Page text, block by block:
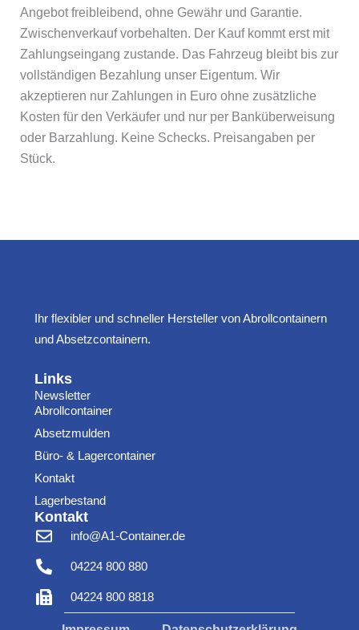
Angebot freibleibend, ohne Gewähr und Garantie.
Zwischenverkauf vorbehalten. Der Kauf kommt erst mit
Zahlungseingang zustande. Das Fahrzeug bleibt bis zur
vollständigen Bezahlung unser Eigentum. Wir
akzeptieren nur Zahlungen in Euro ohne zusätzliche
Kosten für den Verkäufer und nur per Banküberweisung
oder Barzahlung. Keine Schecks. Preisangaben per
Stück.
Ihr flexibler und schneller Hersteller von Abrollcontainern
und Absetzcontainern.
Links
Newsletter
Abrollcontainer
Absetzmulden
Büro- & Lagercontainer
Kontakt
Lagerbestand
Kontakt
info@A1-Container.de
04224 800 880
04224 800 8818